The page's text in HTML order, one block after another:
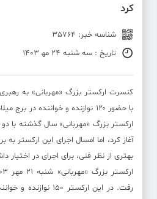
کرد
شناسه خبر: 35764
تاریخ : سه شنبه 24 مه‍ 1403
کنسرت ارکستر بزرگ «مهربانی» به
با حضور ۱۲۰ نوازنده و خواننده در
ارکستر بزرگ «مهربانی» سال گذشته با دو
آغاز کرد، اما امسال اجرای این ارکستر به
بهتری از نظر فنی، برای اجرای در اختیار
رفت. در این ارکستر